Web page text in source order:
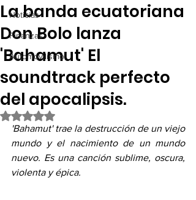
Noticias
Finanzas
Automovilismo
La banda ecuatoriana
Don Bolo lanza
'Bahamut' El
soundtrack perfecto
del apocalipsis.
Obtuvo NaN de 5 estrellas.
'Bahamut' trae la destrucción de un viejo
mundo y el nacimiento de un mundo
nuevo. Es una canción sublime, oscura,
violenta y épica.